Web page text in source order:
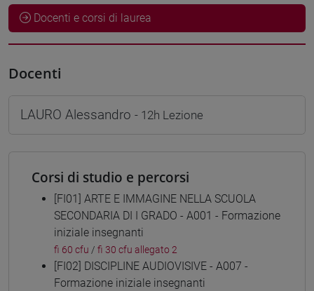
Docenti e corsi di laurea
Docenti
LAURO Alessandro - 12h Lezione
Corsi di studio e percorsi
[FI01] ARTE E IMMAGINE NELLA SCUOLA
SECONDARIA DI I GRADO - A001 - Formazione
iniziale insegnanti
fi 60 cfu / fi 30 cfu allegato 2
[FI02] DISCIPLINE AUDIOVISIVE - A007 -
Formazione iniziale insegnanti